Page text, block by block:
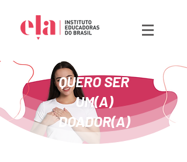
QUERO SER
UM(A)
DOADOR(A)